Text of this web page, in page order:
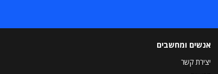
אנשים ומחשבים
יצירת קשר